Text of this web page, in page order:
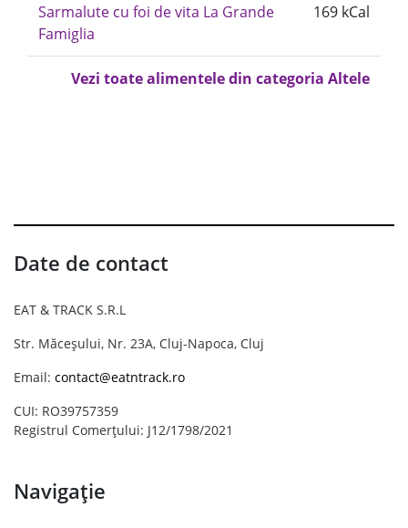
Sarmalute cu foi de vita La Grande
Famiglia
169 kCal
Vezi toate alimentele din categoria Altele
Date de contact
EAT & TRACK S.R.L
Str. Măceșului, Nr. 23A, Cluj-Napoca, Cluj
Email: contact@eatntrack.ro
CUI: RO39757359
Registrul Comerțului: J12/1798/2021
Navigație